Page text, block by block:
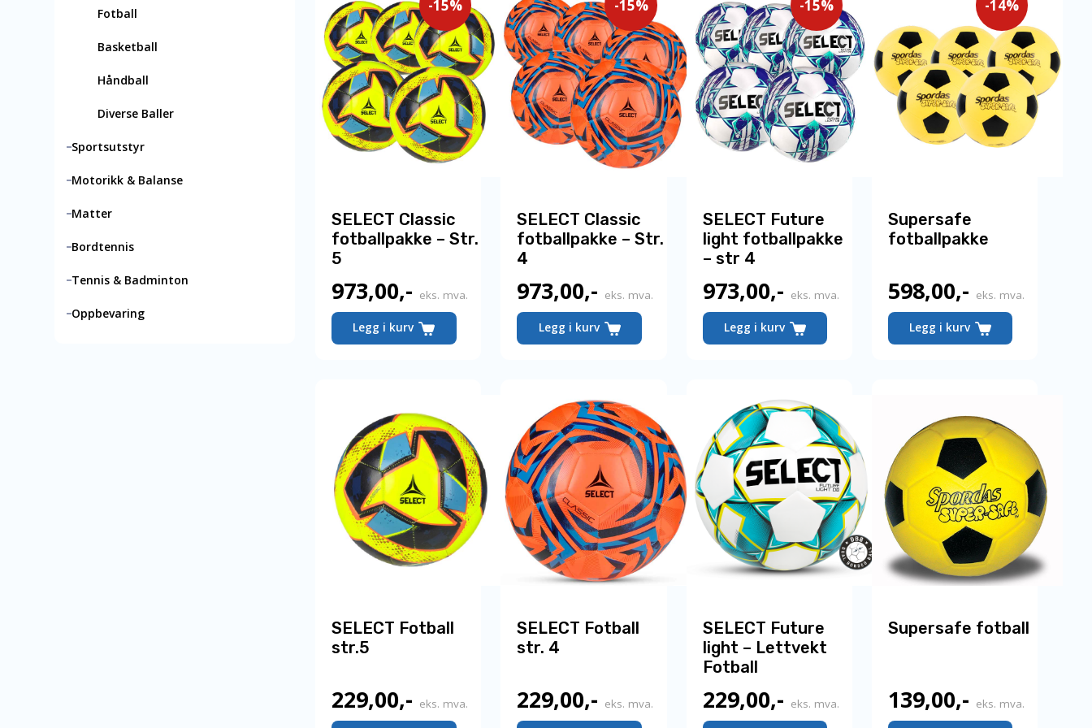
Fotball
Basketball
Håndball
Diverse Baller
Sportsutstyr
Motorikk & Balanse
Matter
Bordtennis
Tennis & Badminton
Oppbevaring
-15%
SELECT Classic
fotballpakke – Str.
5
973,00,-
Nåværende
pris
er:
eks. mva.
Legg i kurv
-15%
SELECT Classic
fotballpakke – Str.
4
973,00,-
Nåværende
pris
er:
eks. mva.
Legg i kurv
-15%
SELECT Future
light fotballpakke
– str 4
973,00,-
Nåværende
pris
er:
eks. mva.
Legg i kurv
-14%
Supersafe
fotballpakke
598,00,-
Nåværende
pris
er:
eks. mva.
Legg i kurv
SELECT Fotball
str.5
229,00,- eks. mva.
SELECT Fotball
str. 4
229,00,- eks. mva.
SELECT Future
light – Lettvekt
Fotball
229,00,- eks. mva.
Supersafe fotball
139,00,- eks. mva.